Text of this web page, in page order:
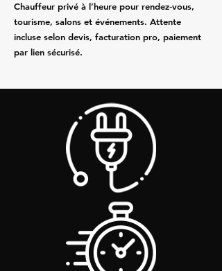
Chauffeur privé à l’heure pour rendez‑vous,
tourisme, salons et événements. Attente
incluse selon devis, facturation pro, paiement
par lien sécurisé.